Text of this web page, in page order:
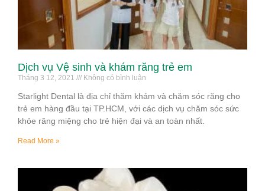
Dịch vụ Vệ sinh và khám răng trẻ em
Tháng 3 12, 2021 Không có bình luận
Starlight Dental là địa chỉ thăm khám và chăm sóc răng cho
trẻ em hàng đầu tại TP.HCM, với các dịch vụ chăm sóc sức
khỏe răng miệng cho trẻ hiện đại và an toàn nhất.
Read More »